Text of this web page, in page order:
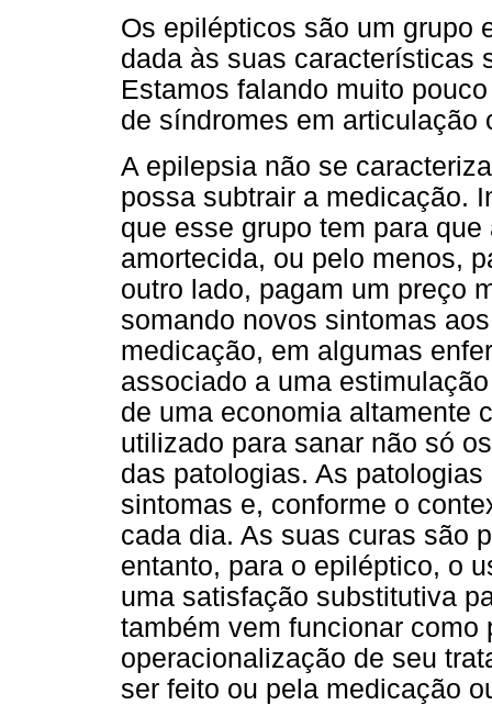
Os epilépticos são um grupo
dada às suas características
Estamos falando muito
de síndromes em
A epilepsia não se
possa subtrair a medicação.
que esse grupo tem para
amortecida, ou pelo menos,
outro lado, pagam um preço
somando novos sintomas
medicação, em algumas
associado a uma
de uma economia altamente
utilizado para sanar não só
das patologias. As
sintomas e, conforme o
cada dia. As suas curas são
entanto, para o epiléptico, o
uma satisfação substitutiva
também vem funcionar como
operacionalização de seu
ser feito ou pela medicação